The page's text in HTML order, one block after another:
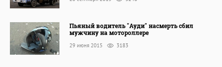
Пьяный водитель "Ауди" насмерть сбил
мужчину на мотороллере
29 июня 2015 3183